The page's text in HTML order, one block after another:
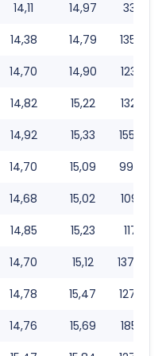
14,11 14,97
14,38 14,79
14,70 14,90
14,82 15,22
14,92 15,33
14,70 15,09
14,68 15,02
14,85 15,23
14,70 15,12
14,78 15,47
14,76 15,69